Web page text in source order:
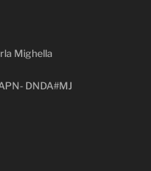
Mighella
DNDA#MJ